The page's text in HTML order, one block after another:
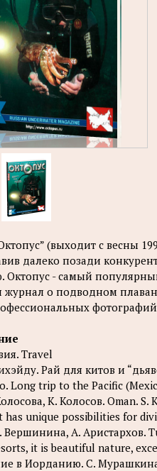
(выходит с весны
далеко позади
Октопус - самый
журнал о подводном
Travel
Рай для китов и
Long trip to the Pacific
К. Колосов. Oman.
has unique possibilities for
Вершинина, А. Аристархов.
it is beautiful nature,
в Иорданию. С.